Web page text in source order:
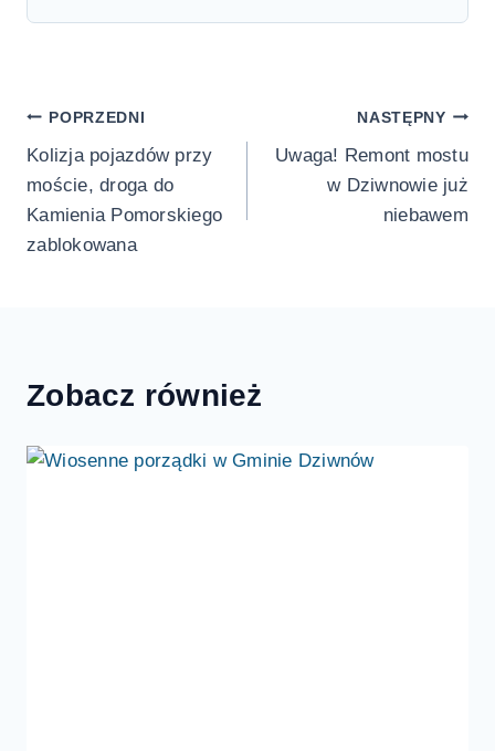
Nawigacja
wpisu
POPRZEDNI
Kolizja pojazdów przy
moście, droga do
Kamienia Pomorskiego
zablokowana
NASTĘPNY
Uwaga! Remont mostu
w Dziwnowie już
niebawem
Zobacz również